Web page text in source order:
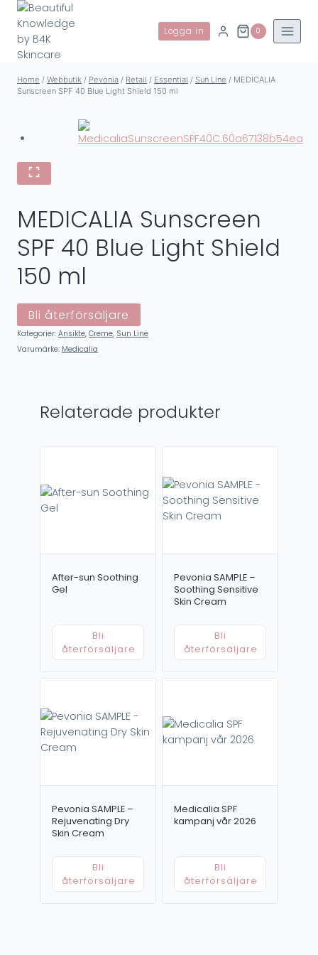
Skip
content
Logga in 0
Home / Webbutik / Pevonia / Retail / Essential / Sun Line / MEDICALIA
Sunscreen SPF 40 Blue Light Shield 150 ml
MEDICALIA Sunscreen
SPF 40 Blue Light Shield
150 ml
Bli återförsäljare
Kategorier: Ansikte, Creme, Sun Line
Varumärke: Medicalia
Relaterade produkter
After-sun Soothing
Gel
Bli
återförsäljare
Pevonia SAMPLE –
Soothing Sensitive
Skin Cream
Bli
återförsäljare
Pevonia SAMPLE –
Rejuvenating Dry
Skin Cream
Bli
återförsäljare
Medicalia SPF
kampanj vår 2026
Bli
återförsäljare